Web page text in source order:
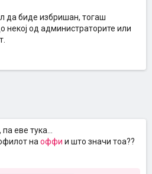
да биде избришан, тогаш
некој од администраторите или
еве тука...
на оффи и што значи тоа??